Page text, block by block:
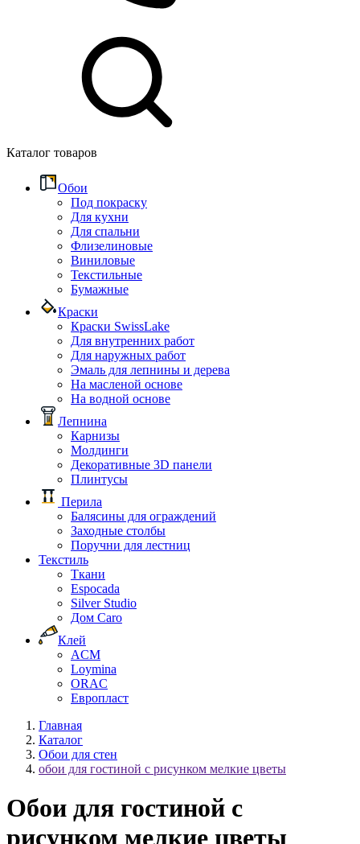
Каталог товаров
Обои
Под покраску
Для кухни
Для спальни
Флизелиновые
Виниловые
Текстильные
Бумажные
Краски
Краски SwissLake
Для внутренних работ
Для наружных работ
Эмаль для лепнины и дерева
На масленой основе
На водной основе
Лепнина
Карнизы
Молдинги
Декоративные 3D панели
Плинтусы
Перила
Балясины для ограждений
Заходные столбы
Поручни для лестниц
Текстиль
Ткани
Espocada
Silver Studio
Дом Caro
Клей
ACM
Loymina
ORAC
Европласт
Главная
Каталог
Обои для стен
обои для гостиной с рисунком мелкие цветы
Обои для гостиной с
рисунком мелкие цветы